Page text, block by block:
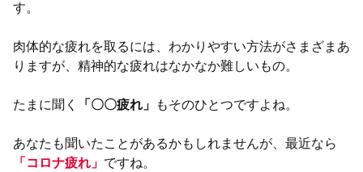
す。
肉体的な疲れを取るには、わかりやすい方法がさまざまあ
りますが、精神的な疲れはなかなか難しいもの。
たまに聞く 「〇〇疲れ」 もそのひとつですよね。
あなたも聞いたことがあるかもしれませんが、最近なら
「コロナ疲れ」 ですね。